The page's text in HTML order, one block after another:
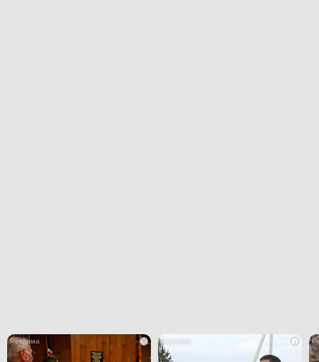
i i